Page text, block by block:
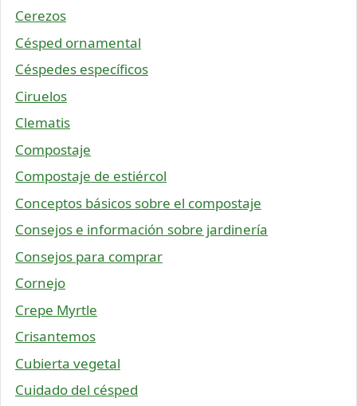
Cerezos
Césped ornamental
Céspedes específicos
Ciruelos
Clematis
Compostaje
Compostaje de estiércol
Conceptos básicos sobre el compostaje
Consejos e información sobre jardinería
Consejos para comprar
Cornejo
Crepe Myrtle
Crisantemos
Cubierta vegetal
Cuidado del césped